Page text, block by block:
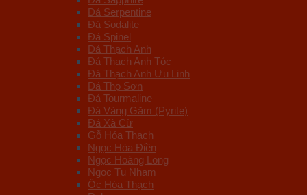
Đá Serpentine
Đá Sodalite
Đá Spinel
Đá Thạch Anh
Đá Thạch Anh Tóc
Đá Thạch Anh Ưu Linh
Đá Thọ Sơn
Đá Tourmaline
Đá Vàng Găm (Pyrite)
Đá Xà Cừ
Gỗ Hóa Thạch
Ngọc Hòa Điền
Ngọc Hoàng Long
Ngọc Tụ Nham
Ốc Hóa Thạch